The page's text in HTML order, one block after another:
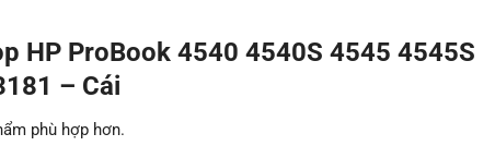
HP ProBook 4540 4540S 4545 4545S
– Cái
phù hợp hơn.